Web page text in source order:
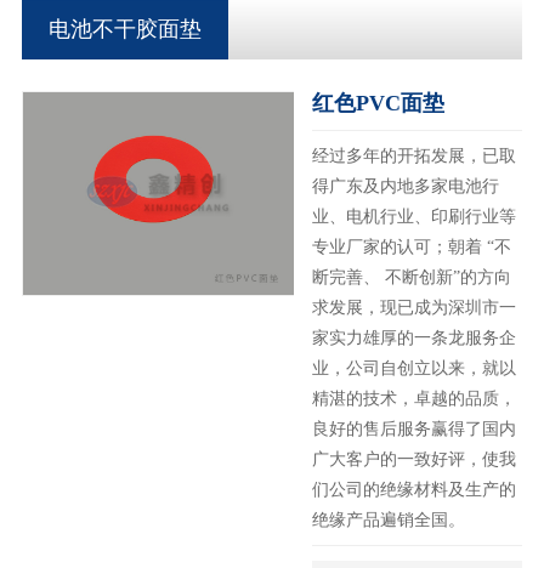
电池不干胶面垫
红色PVC面垫
经过多年的开拓发展，已取
得广东及内地多家电池行
业、电机行业、印刷行业等
专业厂家的认可；朝着 “不
断完善、 不断创新”的方向
求发展，现已成为深圳市一
家实力雄厚的一条龙服务企
业，公司自创立以来，就以
精湛的技术，卓越的品质，
良好的售后服务赢得了国内
广大客户的一致好评，使我
们公司的绝缘材料及生产的
绝缘产品遍销全国。